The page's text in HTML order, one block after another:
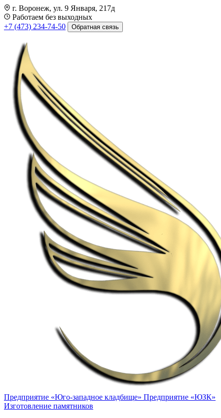
г. Воронеж, ул. 9 Января, 217д
Работаем без выходных
+7 (473) 234-74-50
Обратная связь
Предприятие «Юго-западное кладбище» Предприятие «ЮЗК»
Изготовление памятников